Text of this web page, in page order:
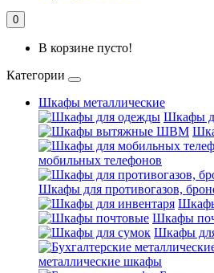
0
В корзине пусто!
Категории
Шкафы металлические
Шкафы
мобильных телефонов
Шкафы для противогазов,
Шкафы
Шкафы
металлические шкафы